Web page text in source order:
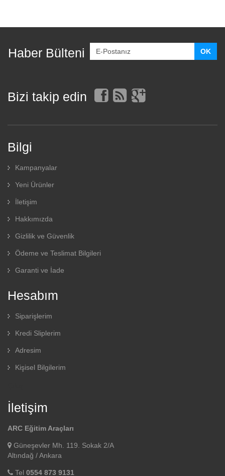
Haber Bülteni
Bizi takip edin
Bilgi
Kampanyalar
Yeni Ürünler
İletişim
Hakkımızda
Gizlilik ve Güvenlik
Ödeme ve Teslimat Bilgileri
Garanti ve İade
Hesabım
Siparişlerim
Kredi Sliplerim
Adresim
Kişisel Bilgilerim
İletişim
ARC Eğitim Araçları
Güneşevler Mh. 119. Sokak 2/A
Altındağ / Ankara
Tel 0554 873 9131